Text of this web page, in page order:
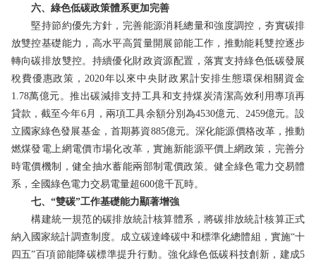
六、綠色低碳政策體系更加完善
堅持節約優先方針，完善能源消耗總量和強度調控，夯實碳排
放雙控基礎能力，高水平高質量開展節能工作，推動能耗雙控逐步
轉向碳排放雙控。持續優化財政資源配置，落實支持綠色低碳發展
稅費優惠政策，2020年以來中央財政累計安排生態環保相關資金
1.78萬億元。推出碳減排支持工具和支持煤炭清潔高效利用專項再
貸款，截至今年6月，兩項工具余額分別為4530億元、2459億元。設
立國家綠色發展基金，首期募資885億元。深化能源價格改革，推動
燃煤發電上網電價市場化改革，實施新能源平價上網政策，完善分
時電價機制，健全抽水蓄能兩部制電價政策。健全綠色電力交易體
系，全國綠色電力交易電量超600億千瓦時。
七、“雙碳”工作基礎能力顯著增強
構建統一規范的碳排放統計核算體系，將碳排放統計核算正式
納入國家統計調查制度。成立碳達峰碳中和標準化總體組，實施“十
四五”百項節能降碳標準提升行動。強化綠色低碳科技創新，建成5